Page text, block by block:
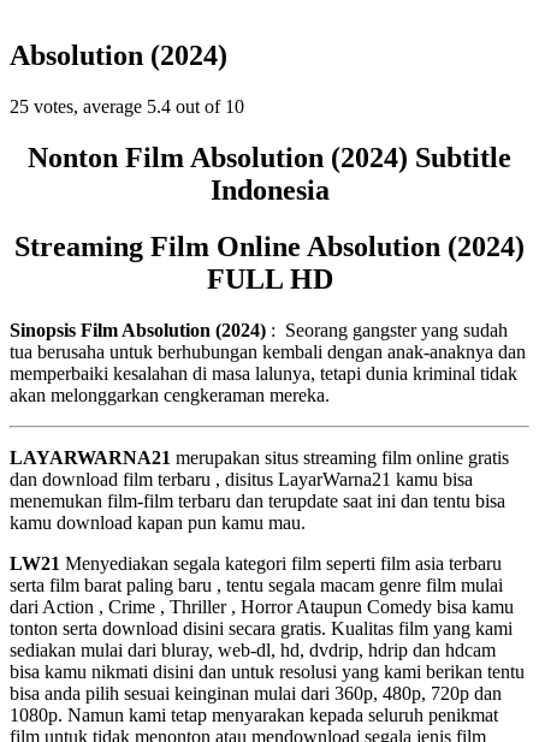
Absolution (2024)
25 votes, average 5.4 out of 10
Nonton Film Absolution (2024) Subtitle
Indonesia
Streaming Film Online Absolution (2024)
FULL HD
Sinopsis Film Absolution (2024) : Seorang gangster yang sudah
tua berusaha untuk berhubungan kembali dengan anak-anaknya dan
memperbaiki kesalahan di masa lalunya, tetapi dunia kriminal tidak
akan melonggarkan cengkeraman mereka.
LAYARWARNA21 merupakan situs streaming film online gratis
dan download film terbaru , disitus LayarWarna21 kamu bisa
menemukan film-film terbaru dan terupdate saat ini dan tentu bisa
kamu download kapan pun kamu mau.
LW21 Menyediakan segala kategori film seperti film asia terbaru
serta film barat paling baru , tentu segala macam genre film mulai
dari Action , Crime , Thriller , Horror Ataupun Comedy bisa kamu
tonton serta download disini secara gratis. Kualitas film yang kami
sediakan mulai dari bluray, web-dl, hd, dvdrip, hdrip dan hdcam
bisa kamu nikmati disini dan untuk resolusi yang kami berikan tentu
bisa anda pilih sesuai keinginan mulai dari 360p, 480p, 720p dan
1080p. Namun kami tetap menyarakan kepada seluruh penikmat
film untuk tidak menonton atau mendownload segala jenis film